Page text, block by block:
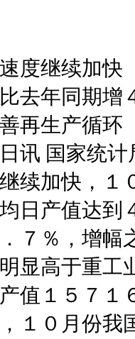
度继续加快
去年同期增
再生产循环
讯 国家统
续加快，１
日产值达到
７％，增幅
显高于重工
值１５７１
１０月份我